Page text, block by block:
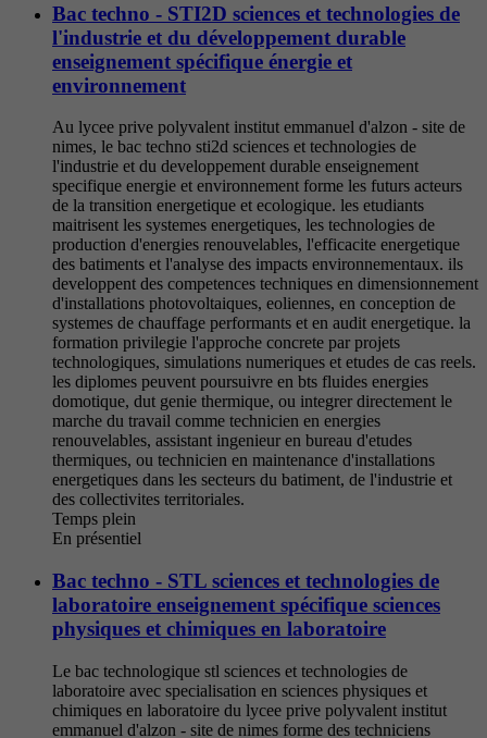
Bac techno - STI2D sciences et technologies de
l'industrie et du développement durable
enseignement spécifique énergie et
environnement
Au lycee prive polyvalent institut emmanuel d'alzon - site de
nimes, le bac techno sti2d sciences et technologies de
l'industrie et du developpement durable enseignement
specifique energie et environnement forme les futurs acteurs
de la transition energetique et ecologique. les etudiants
maitrisent les systemes energetiques, les technologies de
production d'energies renouvelables, l'efficacite energetique
des batiments et l'analyse des impacts environnementaux. ils
developpent des competences techniques en dimensionnement
d'installations photovoltaiques, eoliennes, en conception de
systemes de chauffage performants et en audit energetique. la
formation privilegie l'approche concrete par projets
technologiques, simulations numeriques et etudes de cas reels.
les diplomes peuvent poursuivre en bts fluides energies
domotique, dut genie thermique, ou integrer directement le
marche du travail comme technicien en energies
renouvelables, assistant ingenieur en bureau d'etudes
thermiques, ou technicien en maintenance d'installations
energetiques dans les secteurs du batiment, de l'industrie et
des collectivites territoriales.
Temps plein
En présentiel
Bac techno - STL sciences et technologies de
laboratoire enseignement spécifique sciences
physiques et chimiques en laboratoire
Le bac technologique stl sciences et technologies de
laboratoire avec specialisation en sciences physiques et
chimiques en laboratoire du lycee prive polyvalent institut
emmanuel d'alzon - site de nimes forme des techniciens